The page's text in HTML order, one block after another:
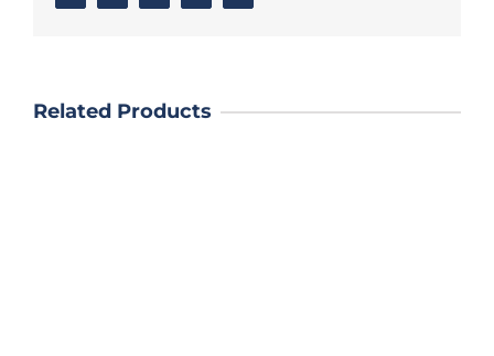
Related Products